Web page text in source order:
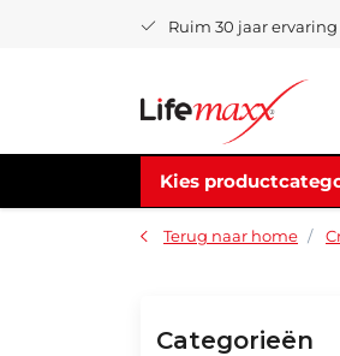
Ruim 30 jaar ervaring
Kies
Terug naar home
Categorieën